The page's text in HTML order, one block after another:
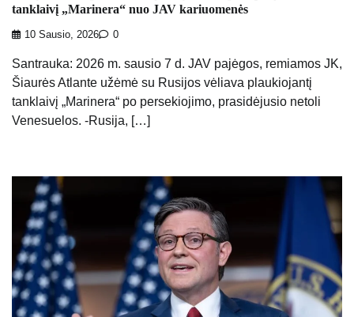
tanklaivį „Marinera“ nuo JAV kariuomenės
10 Sausio, 2026 0
Santrauka: 2026 m. sausio 7 d. JAV pajėgos, remiamos JK,
Šiaurės Atlante užėmė su Rusijos vėliava plaukiojantį
tanklaivį „Marinera“ po persekiojimo, prasidėjusio netoli
Venesuelos. -Rusija, […]